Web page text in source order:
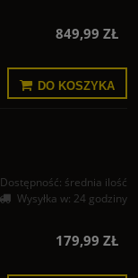
849,99 ZŁ
DO KOSZYKA
Dostępność: średnia ilość
Wysyłka w: 24 godziny
179,99 ZŁ